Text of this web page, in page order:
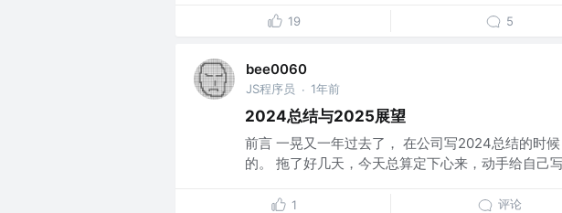
19 5
bee0060
JS程序员 · 1年前
2024总结与2025展望
前言 一晃又一年过去了， 在公司写2024总结的时
的。 拖了好几天，今天总算定下心来，动手给自己
1 评论